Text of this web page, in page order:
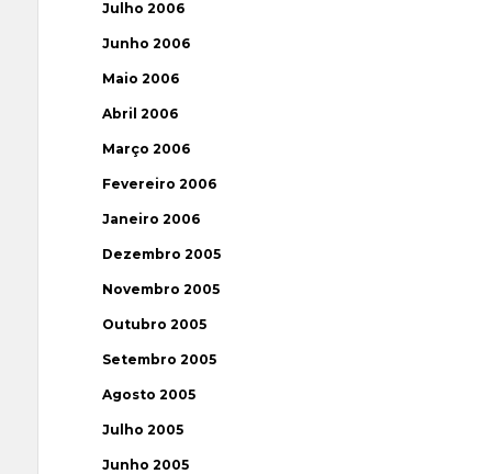
Julho 2006
Junho 2006
Maio 2006
Abril 2006
Março 2006
Fevereiro 2006
Janeiro 2006
Dezembro 2005
Novembro 2005
Outubro 2005
Setembro 2005
Agosto 2005
Julho 2005
Junho 2005